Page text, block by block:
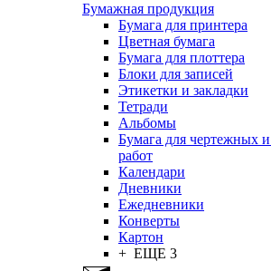
Бумажная продукция
Бумага для принтера
Цветная бумага
Бумага для плоттера
Блоки для записей
Этикетки и закладки
Тетради
Альбомы
Бумага для чертежных
работ
Календари
Дневники
Ежедневники
Конверты
Картон
+ ЕЩЕ 3